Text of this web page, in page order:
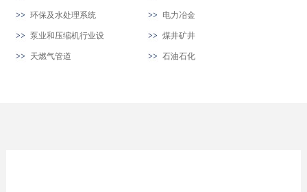
环保及水处理系统 电力冶金
泵业和压缩机行业设 煤井矿井
天燃气管道 石油石化